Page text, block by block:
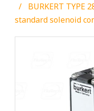
BURKERT TYPE
standard solenoid